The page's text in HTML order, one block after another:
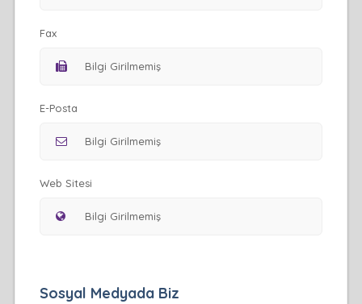
Fax
E-Posta
Web Sitesi
Sosyal Medyada Biz